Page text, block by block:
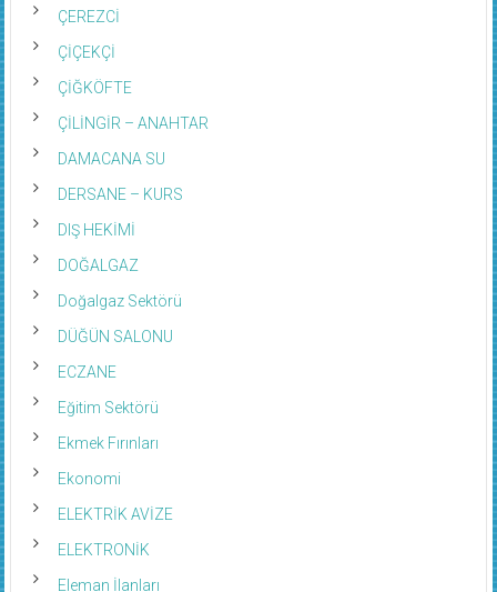
ÇEREZCİ
ÇİÇEKÇİ
ÇİĞKÖFTE
ÇİLİNGİR – ANAHTAR
DAMACANA SU
DERSANE – KURS
DIŞ HEKİMİ
DOĞALGAZ
Doğalgaz Sektörü
DÜĞÜN SALONU
ECZANE
Eğitim Sektörü
Ekmek Fırınları
Ekonomi
ELEKTRİK AVİZE
ELEKTRONİK
Eleman İlanları